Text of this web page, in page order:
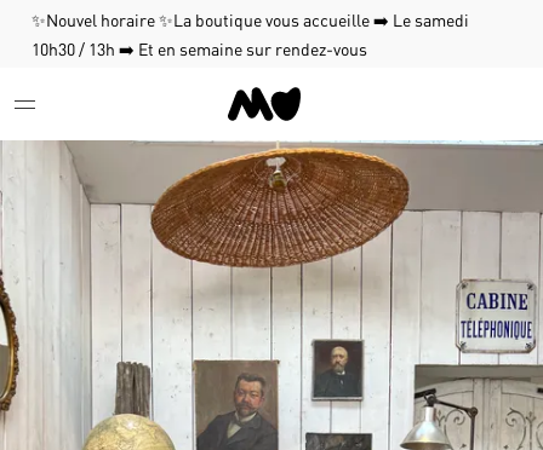
✨Nouvel horaire ✨La boutique vous accueille ➡️ Le samedi
10h30 / 13h ➡️ Et en semaine sur rendez-vous